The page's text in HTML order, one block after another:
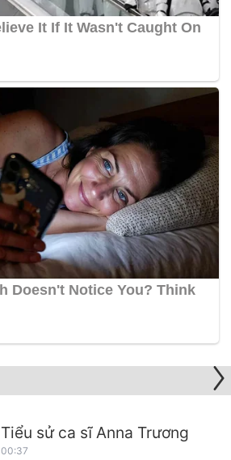
Tiểu sử ca sĩ Anna Trương
00:37